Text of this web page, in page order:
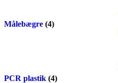
Målebægre (4)
PCR plastik (4)